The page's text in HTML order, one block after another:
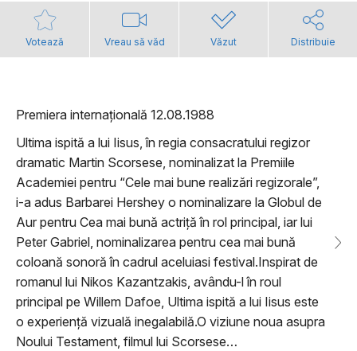
Votează Vreau să văd Văzut Distribuie
Premiera internațională 12.08.1988
Ultima ispită a lui Iisus, în regia consacratului regizor
dramatic Martin Scorsese, nominalizat la Premiile
Academiei pentru “Cele mai bune realizări regizorale”,
i-a adus Barbarei Hershey o nominalizare la Globul de
Aur pentru Cea mai bună actriță în rol principal, iar lui
Peter Gabriel, nominalizarea pentru cea mai bună
coloană sonoră în cadrul aceluiasi festival.Inspirat de
romanul lui Nikos Kazantzakis, avându-l în roul
principal pe Willem Dafoe, Ultima ispită a lui Iisus este
o experiență vizuală inegalabilă.O viziune noua asupra
Noului Testament, filmul lui Scorsese…